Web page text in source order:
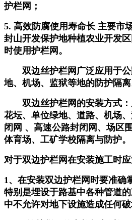
护栏网；
5. 高效防腐使用寿命长 主要市
封山开发保护地种植农业开发
时使用护栏网。
双边丝护栏网广泛应用于公
地、机场、监狱等地的防护隔离
双边丝护栏网的安装方式：
花坛、单位绿地、道路、机场
闭网 、高速公路封闭网、场区
体育场、工矿学校隔离与防护。
对于双边护栏网在安装施工时
1、在安装双边护栏网时要准确
特别是埋设于路基中各种管道
中不允许对地下设施造成任何破